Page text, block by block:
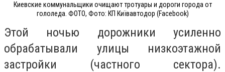
Киевские коммунальщики очищают тротуары и дороги города от
гололеда. ФОТО, Фото: КП Київавтодор (Facebook)
Этой ночью дорожники усиленно
обрабатывали улицы низкоэтажной
застройки (частного сектора).